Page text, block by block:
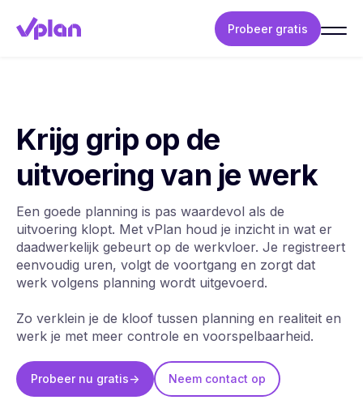
Probeer gratis
Krijg grip op de
uitvoering van je werk
Een goede planning is pas waardevol als de
uitvoering klopt. Met vPlan houd je inzicht in wat er
daadwerkelijk gebeurt op de werkvloer. Je registreert
eenvoudig uren, volgt de voortgang en zorgt dat
werk volgens planning wordt uitgevoerd.
Zo verklein je de kloof tussen planning en realiteit en
werk je met meer controle en voorspelbaarheid.
Probeer nu gratis-> Neem contact op